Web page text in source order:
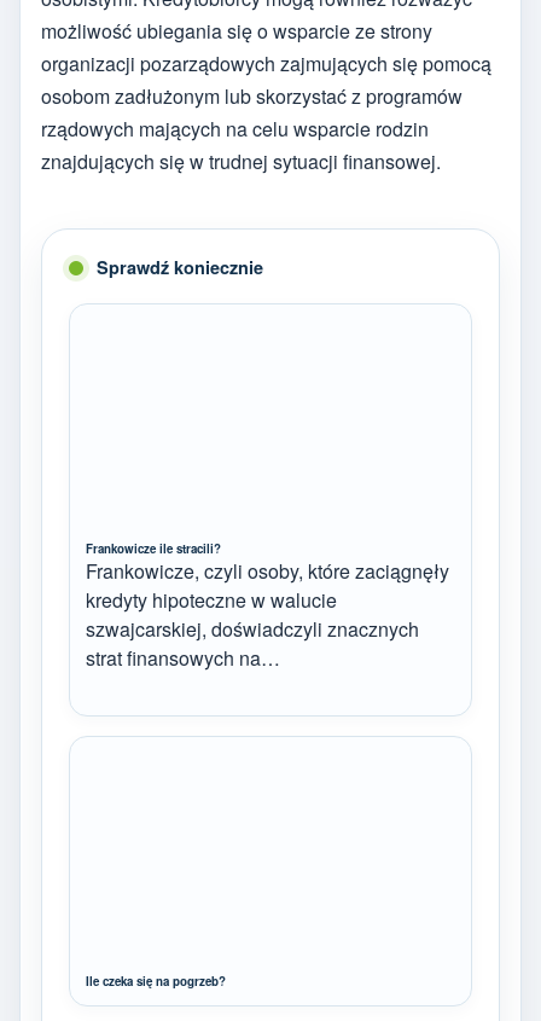
możliwość ubiegania się o wsparcie ze strony
organizacji pozarządowych zajmujących się pomocą
osobom zadłużonym lub skorzystać z programów
rządowych mających na celu wsparcie rodzin
znajdujących się w trudnej sytuacji finansowej.
Sprawdź koniecznie
Frankowicze ile stracili?
Frankowicze, czyli osoby, które zaciągnęły
kredyty hipoteczne w walucie
szwajcarskiej, doświadczyli znacznych
strat finansowych na…
Ile czeka się na pogrzeb?